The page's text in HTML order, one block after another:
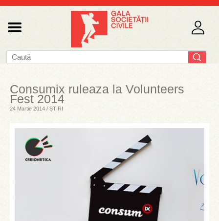
Consumix ruleaza la Volunteers
Fest 2014
24 Martie 2014 / ȘTIRI